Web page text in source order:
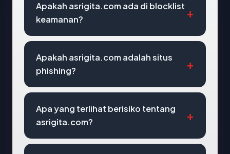
Apakah asrigita.com ada di blocklist
keamanan?
Apakah asrigita.com adalah situs
phishing?
Apa yang terlihat berisiko tentang
asrigita.com?